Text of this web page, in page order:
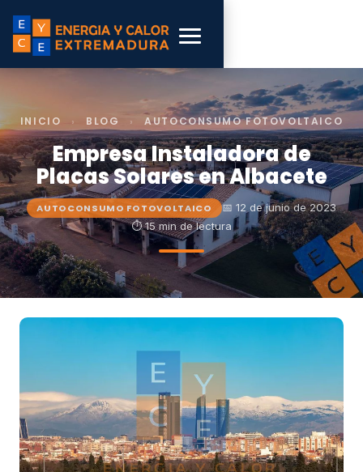
INICIO › BLOG › AUTOCONSUMO FOTOVOLTAICO
Empresa Instaladora de
Placas Solares en Albacete
AUTOCONSUMO FOTOVOLTAICO
📅 12 de junio de 2023
⏱ 15 min de lectura